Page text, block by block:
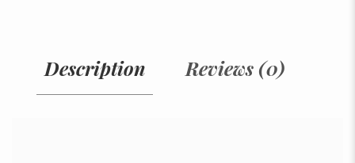
Description Reviews (0)